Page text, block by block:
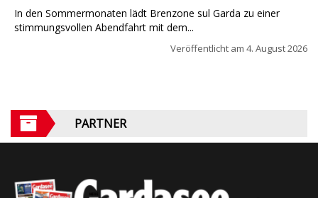
In den Sommermonaten lädt Brenzone sul Garda zu einer
stimmungsvollen Abendfahrt mit dem...
Veröffentlicht am 4. August 2026
PARTNER